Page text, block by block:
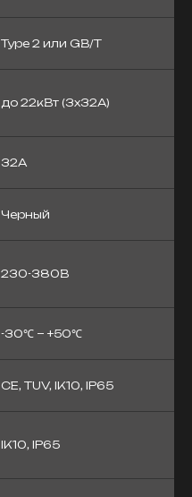
Type 2 или GB/T
до 22кВт (3x32А)
32А
Черный
230-380В
-30℃ ~ +50℃
CE, TUV, IK10, IP65
IK10, IP65